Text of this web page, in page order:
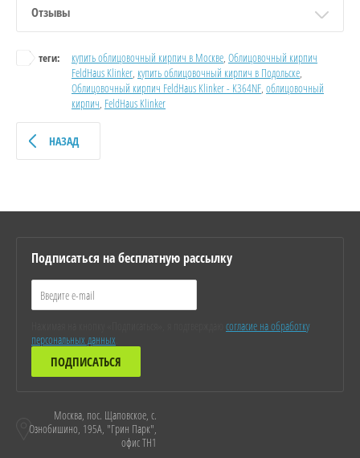
Отзывы
теги: купить облицовочный кирпич в Москве, Облицовочный кирпич
FeldHaus Klinker, купить облицовочный кирпич в Подольске,
Облицовочный кирпич FeldHaus Klinker - K364NF, облицовочный
кирпич, FeldHaus Klinker
НАЗАД
Подписаться на бесплатную рассылку
согласие на обработку
персональных данных
ПОДПИСАТЬСЯ
Москва, пос. Щаповское, с.
Ознобишино, 195А, "Грин Парк",
офис ТН1